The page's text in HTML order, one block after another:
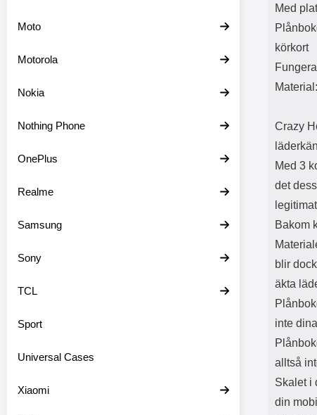
Moto
Motorola
Nokia
Nothing Phone
OnePlus
Realme
Samsung
Sony
TCL
Sport
Universal Cases
Xiaomi
Med
körkort
Crazy
Med 3
det
Bakom
blir
äkta
inte
alltså
Skalet i
din